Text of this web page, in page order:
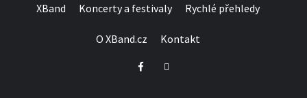
XBand Koncerty a festivaly Rychlé přehledy
O XBand.cz Kontakt
FacebookTwitter